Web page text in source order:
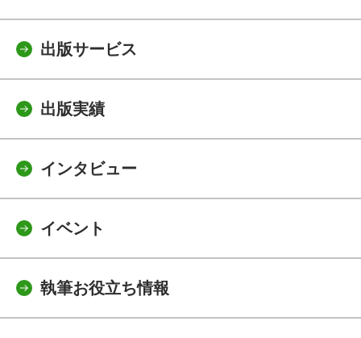
出版サービス
出版実績
インタビュー
イベント
執筆お役立ち情報